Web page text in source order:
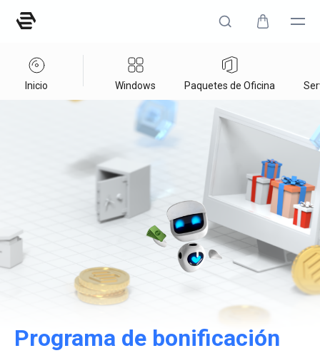
Inicio Windows Paquetes de Oficina
Programa de bonificación